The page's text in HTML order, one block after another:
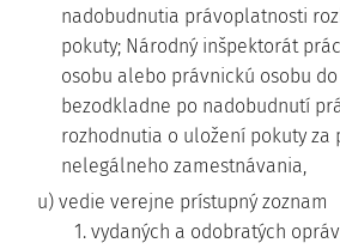
nadobudnutia právoplatnosti
pokuty; Národný inšpektorát
osobu alebo právnickú osobu
bezodkladne po nadobudnutí
rozhodnutia o uložení pokuty za
nelegálneho zamestnávania,
u) vedie verejne prístupný zoznam
1. vydaných a odobratých